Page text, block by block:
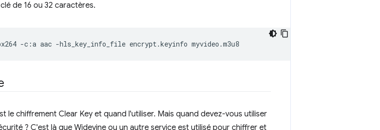
de 16 ou 32 caractères.
-c:a aac -hls_key_info_file encrypt.keyinfo
le chiffrement Clear Key et quand l'utiliser. Mais quand devez-vous utiliser
? C'est là que Widevine ou un autre service est utilisé pour chiffrer et